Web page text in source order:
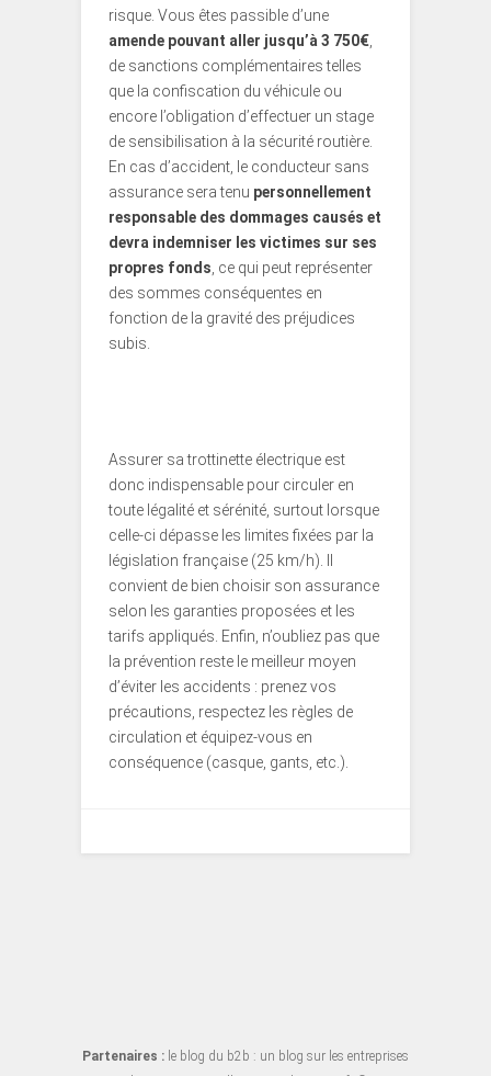
risque. Vous êtes passible d’une
amende pouvant aller jusqu’à 3 750€
de sanctions complémentaires telles
que la confiscation du véhicule ou
encore l’obligation d’effectuer un stage
de sensibilisation à la sécurité routière.
En cas d’accident, le conducteur sans
assurance sera tenu personnellement
responsable des dommages causés et
devra indemniser les victimes sur ses
propres fonds , ce qui peut représenter
des sommes conséquentes en
fonction de la gravité des préjudices
subis.
Assurer sa trottinette électrique est
donc indispensable pour circuler en
toute légalité et sérénité, surtout lorsque
celle-ci dépasse les limites fixées par la
législation française (25 km/h). Il
convient de bien choisir son assurance
selon les garanties proposées et les
tarifs appliqués. Enfin, n’oubliez pas que
la prévention reste le meilleur moyen
d’éviter les accidents : prenez vos
précautions, respectez les règles de
circulation et équipez-vous en
conséquence (casque, gants, etc.).
Partenaires : le blog du b2b : un blog sur les entreprises